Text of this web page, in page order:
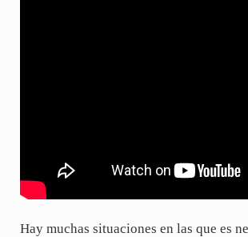
Hay muchas situaciones en las que es